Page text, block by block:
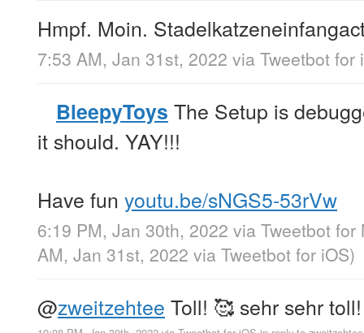
Hmpf. Moin.
7:53 AM, Jan 31st, 2022 via Tweetbot for
BleepyToys The Setup is
it should. YAY!!!
Have fun youtu.be/sNGS5-53rVw
6:19 PM, Jan 30th, 2022 via Tweetbot for
AM, Jan 31st, 2022 via Tweetbot for iΟS)
@zweitzehtee Toll! 🥰 sehr sehr toll!